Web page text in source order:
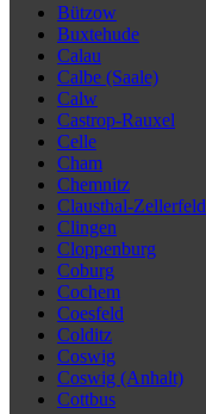
Bützow
Buxtehude
Calau
Calbe (Saale)
Calw
Castrop-Rauxel
Celle
Cham
Chemnitz
Clausthal-Zellerfeld
Clingen
Cloppenburg
Coburg
Cochem
Coesfeld
Colditz
Coswig
Coswig (Anhalt)
Cottbus